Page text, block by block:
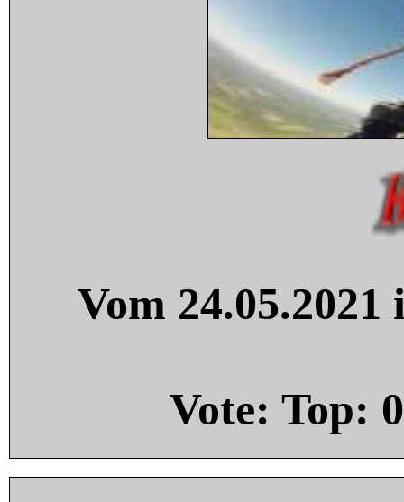
Vom
Vote: Top: 0